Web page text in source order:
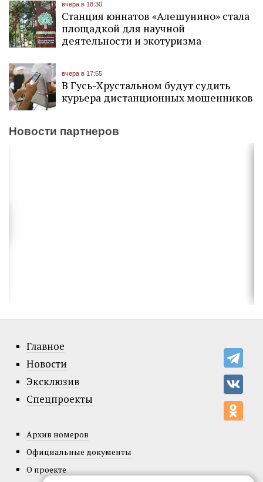
вчера в 18:30
Станция юннатов «Алешунино» стала
площадкой для научной
деятельности и экотуризма
вчера в 17:55
В Гусь-Хрустальном будут судить
курьера дистанционных мошенников
Новости партнеров
Главное
Новости
Эксклюзив
Спецпроекты
Архив номеров
Официальные документы
О проекте